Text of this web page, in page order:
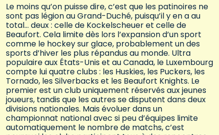
Le moins qu’on puisse dire, c’est que les patinoires ne
sont pas légion au Grand-Duché, puisqu’il y en a au
total… deux : celle de Kockelscheuer et celle de
Beaufort. Cela limite dès lors l’expansion d’un sport
comme le hockey sur glace, probablement un des
sports d’hiver les plus répandus au monde. Ultra
populaire aux États-Unis et au Canada, le Luxembourg
compte lui quatre clubs : les Huskies, les Puckers, les
Tornado, les Silverbacks et les Beaufort Knights. Le
premier est un club uniquement réservés aux jeunes
joueurs, tandis que les autres se disputent dans deux
divisions nationales. Mais évoluer dans un
championnat national avec si peu d’équipes limite
automatiquement le nombre de matchs, c’est